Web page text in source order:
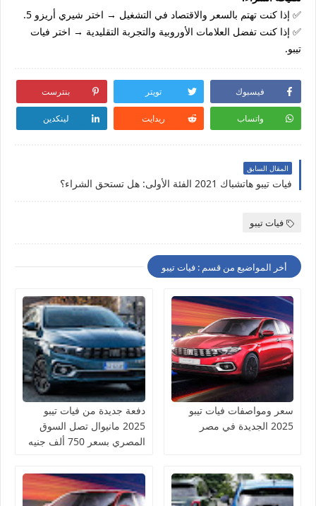
✅ إذا كنت تهتم بالسعر والاقتصاد في التشغيل → اختر شيري أريزو 5.
✅ إذا كنت تفضل العلامات الأوروبية والتجربة التقليدية → اختر فيات
تيبو.
فيسبوك تويتر بنترست
واتساب ريدايت لينكدين
المقال السابق
فيات تيبو هاتشباك 2021 الفئة الأولى: هل تستحق الشراء؟
فيات تيبو
أخر المواضيع من قسم : فيات تيبو
سعر ومواصفات فيات تيبو
2025 الجديدة في مصر
دفعة جديدة من فيات تيبو
2025 مانيوال تصل السوق
المصري بسعر 750 ألف جنيه